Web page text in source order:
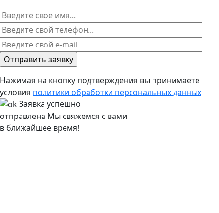
Нажимая на кнопку подтверждения вы принимаете
условия политики обработки персональных данных
Заявка успешно
отправлена Мы свяжемся с вами
в ближайшее время!